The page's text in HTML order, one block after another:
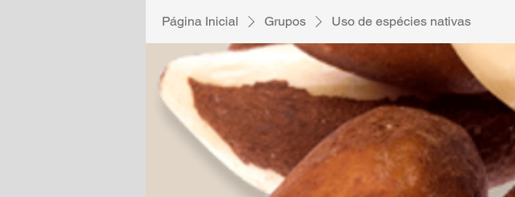
Página Inicial Grupos Uso de espécies nativas